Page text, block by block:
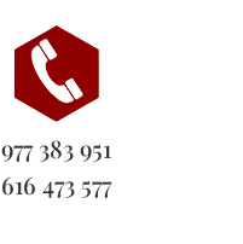
977 383 951
616 473 577